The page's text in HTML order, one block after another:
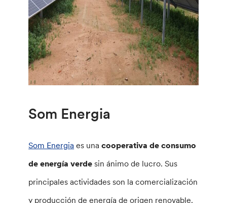
Som Energia
Som Energia es una cooperativa de consumo
de energía verdesin ánimo de lucro. Sus
principales actividades son la comercialización
y producción de energía de origen renovable.